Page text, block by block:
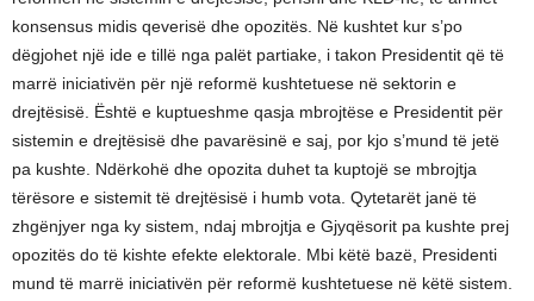
konsensus midis qeverisë dhe opozitës. Në kushtet kur s’po
dëgjohet një ide e tillë nga palët partiake, i takon Presidentit që të
marrë iniciativën për një reformë kushtetuese në sektorin e
drejtësisë. Është e kuptueshme qasja mbrojtëse e Presidentit për
sistemin e drejtësisë dhe pavarësinë e saj, por kjo s’mund të jetë
pa kushte. Ndërkohë dhe opozita duhet ta kuptojë se mbrojtja
tërësore e sistemit të drejtësisë i humb vota. Qytetarët janë të
zhgënjyer nga ky sistem, ndaj mbrojtja e Gjyqësorit pa kushte prej
opozitës do të kishte efekte elektorale. Mbi këtë bazë, Presidenti
mund të marrë iniciativën për reformë kushtetuese në këtë sistem.